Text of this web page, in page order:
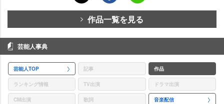
作品一覧を見る
芸能人事典
芸能人TOP 記事 作品
ランキング情報 TV出演 ドラマ出演
CM出演 歌詞 音楽配信